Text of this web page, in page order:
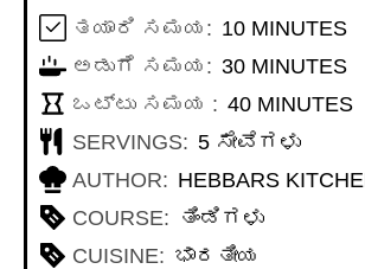
ತಯಾರಿ ಸಮಯ: 10MINUTES
MINUTES
ಅಡುಗೆ ಸಮಯ: 30MINUTES
MINUTES
ಒಟ್ಟು ಸಮಯ : 40MINUTES
MINUTES
SERVINGS: 5 ಸೇವೆಗಳು
AUTHOR: HEBBARS
COURSE: ತಿಂಡಿಗಳು
CUISINE: ಭಾರತೀಯ